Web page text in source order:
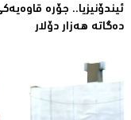
ئیندۆنیزیا.. جۆره‌
ده‌گاته‌ هه‌زار دۆلار